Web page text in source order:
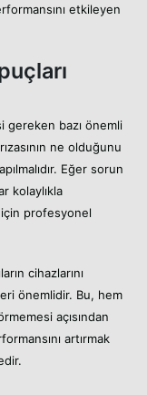
etkileyen
gereken bazı önemli
ne olduğunu
Eğer sorun
kolaylıkla
profesyonel
cihazlarını
önemlidir. Bu, hem
açısından
artırmak